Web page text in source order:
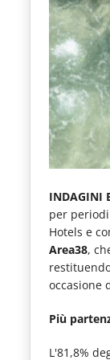
e
articoli
sul
dei
del
Food
e
tutte
INDAGINI
per
Hotels e
Area38,
occasione
Più
L'81,8%